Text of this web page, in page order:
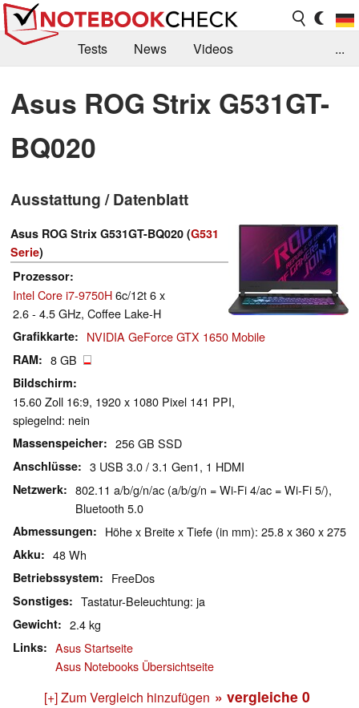
Tests News
Videos
Kaufberatung
Deals Suche
Jobs
Forum
...
Asus ROG Strix G531GT-
BQ020
Ausstattung / Datenblatt
Asus ROG Strix G531GT-BQ020 (G531
Serie)
Prozessor
Intel Core i7-9750H6c/12t 6 x
2.6 - 4.5 GHz, Coffee Lake-H
Grafikkarte NVIDIA GeForce GTX 1650 Mobile
RAM 8 GB
Bildschirm
15.60 Zoll 16:9, 1920 x 1080 Pixel 141 PPI,
spiegelnd: nein
Massenspeicher 256 GB SSD
Anschlüsse 3 USB 3.0 / 3.1 Gen1, 1 HDMI
Netzwerk
802.11 a/b/g/n/ac (a/b/g/n = Wi-Fi 4/ac = Wi-Fi 5/),
Bluetooth 5.0
Abmessungen Höhe x Breite x Tiefe (in mm): 25.8 x 360 x 275
Akku 48 Wh
Betriebssystem FreeDos
Sonstiges Tastatur-Beleuchtung: ja
Gewicht 2.4 kg
Links
Asus Startseite
Asus Notebooks Übersichtseite
[+] Zum Vergleich hinzufügen » vergleiche 0